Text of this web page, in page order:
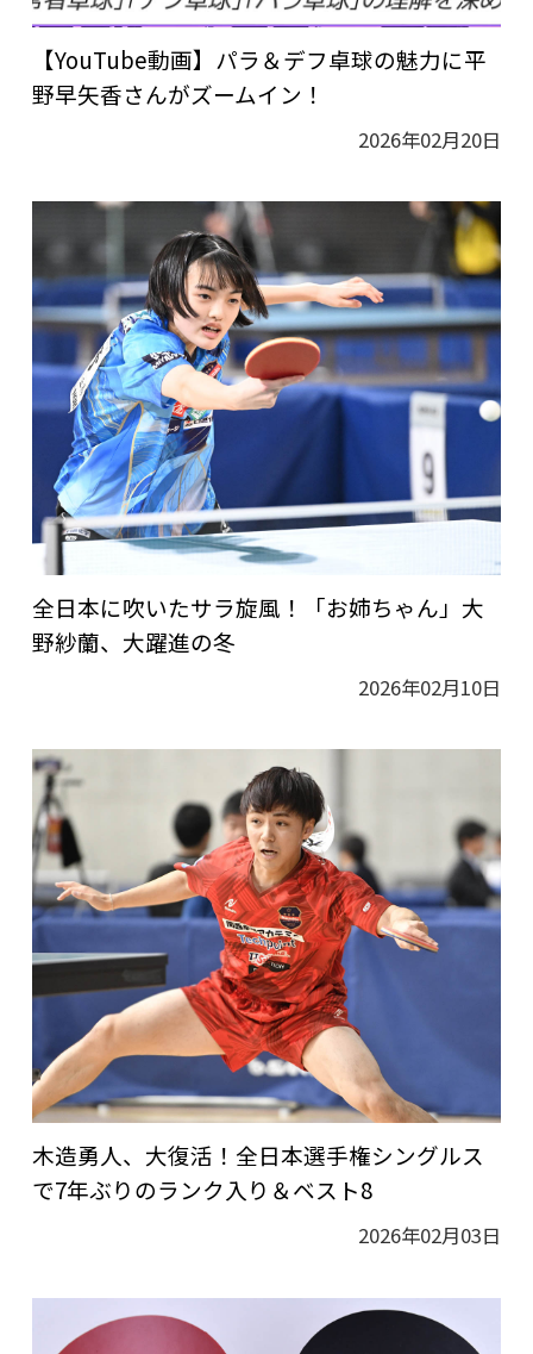
【YouTube動画】パラ＆デフ卓球の魅力に平
野早矢香さんがズームイン！
2026年02月20日
全日本に吹いたサラ旋風！「お姉ちゃん」大
野紗蘭、大躍進の冬
2026年02月10日
木造勇人、大復活！全日本選手権シングルス
で7年ぶりのランク入り＆ベスト8
2026年02月03日